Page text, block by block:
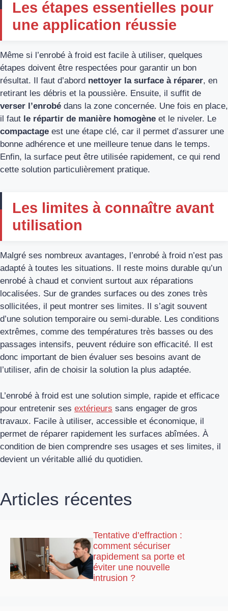
Les étapes essentielles pour
une application réussie
Même si l’enrobé à froid est facile à utiliser, quelques
étapes doivent être respectées pour garantir un bon
résultat. Il faut d’abord nettoyer la surface à réparer, en
retirant les débris et la poussière. Ensuite, il suffit de
verser l’enrobé dans la zone concernée. Une fois en place,
il faut le répartir de manière homogène et le niveler. Le
compactage est une étape clé, car il permet d’assurer une
bonne adhérence et une meilleure tenue dans le temps.
Enfin, la surface peut être utilisée rapidement, ce qui rend
cette solution particulièrement pratique.
Les limites à connaître avant
utilisation
Malgré ses nombreux avantages, l’enrobé à froid n’est pas
adapté à toutes les situations. Il reste moins durable qu’un
enrobé à chaud et convient surtout aux réparations
localisées. Sur de grandes surfaces ou des zones très
sollicitées, il peut montrer ses limites. Il s’agit souvent
d’une solution temporaire ou semi-durable. Les conditions
extrêmes, comme des températures très basses ou des
passages intensifs, peuvent réduire son efficacité. Il est
donc important de bien évaluer ses besoins avant de
l’utiliser, afin de choisir la solution la plus adaptée.
L’enrobé à froid est une solution simple, rapide et efficace
pour entretenir ses extérieurs sans engager de gros
travaux. Facile à utiliser, accessible et économique, il
permet de réparer rapidement les surfaces abîmées. À
condition de bien comprendre ses usages et ses limites, il
devient un véritable allié du quotidien.
Articles récentes
Tentative d’effraction :
comment sécuriser
rapidement sa porte et
éviter une nouvelle
intrusion ?